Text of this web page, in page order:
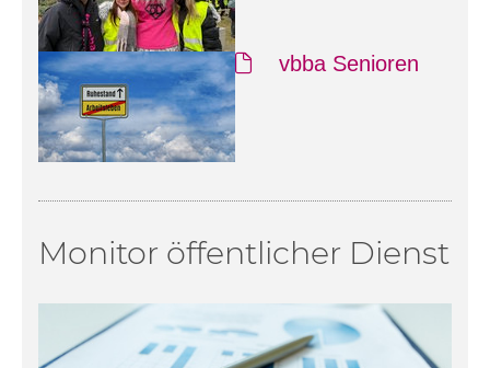
vbba Senioren
Monitor öffentlicher Dienst